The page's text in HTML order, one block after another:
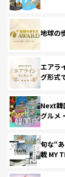
地球の
エアラ
グ形式
Next韓
グルメ
旬な“
載 MY